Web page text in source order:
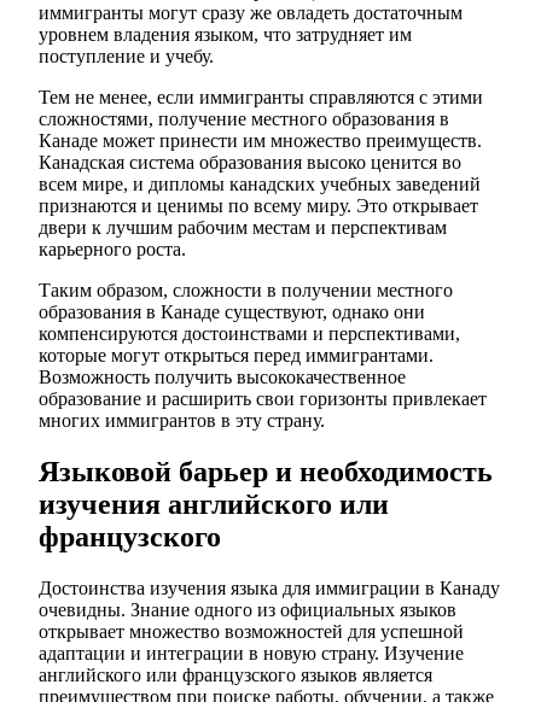
иммигранты могут сразу же овладеть достаточным
уровнем владения языком, что затрудняет им
поступление и учебу.
Тем не менее, если иммигранты справляются с этими
сложностями, получение местного образования в
Канаде может принести им множество преимуществ.
Канадская система образования высоко ценится во
всем мире, и дипломы канадских учебных заведений
признаются и ценимы по всему миру. Это открывает
двери к лучшим рабочим местам и перспективам
карьерного роста.
Таким образом, сложности в получении местного
образования в Канаде существуют, однако они
компенсируются достоинствами и перспективами,
которые могут открыться перед иммигрантами.
Возможность получить высококачественное
образование и расширить свои горизонты привлекает
многих иммигрантов в эту страну.
Языковой барьер и необходимость
изучения английского или
французского
Достоинства изучения языка для иммиграции в Канаду
очевидны. Знание одного из официальных языков
открывает множество возможностей для успешной
адаптации и интеграции в новую страну. Изучение
английского или французского языков является
преимуществом при поиске работы, обучении, а также